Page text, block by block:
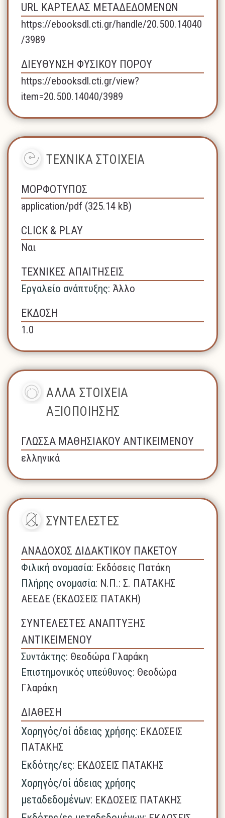
URL ΚΑΡΤΕΛΑΣ ΜΕΤΑΔΕΔΟΜΕΝΩΝ
https://ebooksdl.cti.gr/handle/20.500.14040
/3989
ΔΙΕΥΘΥΝΣΗ ΦΥΣΙΚΟΥ ΠΟΡΟΥ
https://ebooksdl.cti.gr/view?
item=20.500.14040/3989
ΤΕΧΝΙΚΑ ΣΤΟΙΧΕΙΑ
ΜΟΡΦΟΤΥΠΟΣ
application/pdf (325.14 kB)
CLICK & PLAY
Ναι
ΤΕΧΝΙΚΕΣ ΑΠΑΙΤΗΣΕΙΣ
Εργαλείο ανάπτυξης: Άλλο
ΕΚΔΟΣΗ
1.0
ΑΛΛΑ ΣΤΟΙΧΕΙΑ
ΑΞΙΟΠΟΙΗΣΗΣ
ΓΛΩΣΣΑ ΜΑΘΗΣΙΑΚΟΥ ΑΝΤΙΚΕΙΜΕΝΟΥ
ελληνικά
ΣΥΝΤΕΛΕΣΤΕΣ
ΑΝΑΔΟΧΟΣ ΔΙΔΑΚΤΙΚΟΥ ΠΑΚΕΤΟΥ
Φιλική ονομασία: Εκδόσεις Πατάκη
Πλήρης ονομασία: N.Π.: Σ. ΠΑΤΑΚΗΣ
ΑΕΕΔΕ (ΕΚΔΟΣΕΙΣ ΠΑΤΑΚΗ)
ΣΥΝΤΕΛΕΣΤΕΣ ΑΝΑΠΤΥΞΗΣ
ΑΝΤΙΚΕΙΜΕΝΟΥ
Συντάκτης: Θεοδώρα Γλαράκη
Επιστημονικός υπεύθυνος: Θεοδώρα
Γλαράκη
ΔΙΑΘΕΣΗ
Χορηγός/οί άδειας χρήσης: ΕΚΔΟΣΕΙΣ
ΠΑΤΑΚΗΣ
Εκδότης/ες: ΕΚΔΟΣΕΙΣ ΠΑΤΑΚΗΣ
Χορηγός/οί άδειας χρήσης
μεταδεδομένων: ΕΚΔΟΣΕΙΣ ΠΑΤΑΚΗΣ